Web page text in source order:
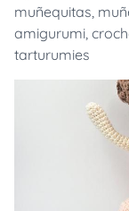
muñequitas,
amigurumi,
tarturumies